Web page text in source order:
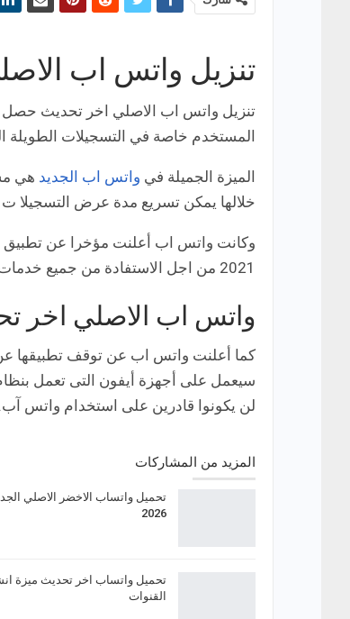
تنزيل واتس اب الاصلي
تنزيل واتس اب الاصلي اخر تحديث حصل
المستخدم خاصة في التسجيلات الطويلة
الميزة الجميلة في واتس اب الجديد هي
خلالها يمكن تسريع مدة عرض التسجيلا ت
2021 من اجل الاستفادة من جميع خدمات التراسل الفوري في الواتساب الاخضر الاصلي .
واتس اب الاصلي اخر
لن يكونوا قادرين على استخدام واتس آب.
المزيد من المشاركات
تحميل واتساب الاخضر الاصلي
2026
تحميل واتساب اخر تحديث ميزة
القنوات